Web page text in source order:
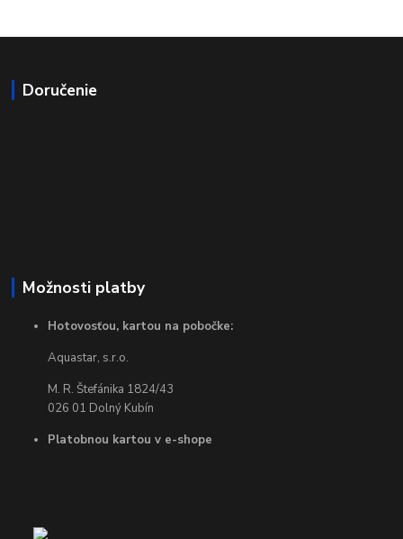
Doručenie
Možnosti platby
Hotovosťou, kartou na pobočke:
Aquastar, s.r.o.
M. R. Štefánika 1824/43
026 01 Dolný Kubín
Platobnou kartou v e-shope